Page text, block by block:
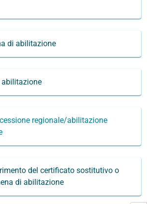
di abilitazione
regionale/abilitazione
del certificato sostitutivo o
di abilitazione